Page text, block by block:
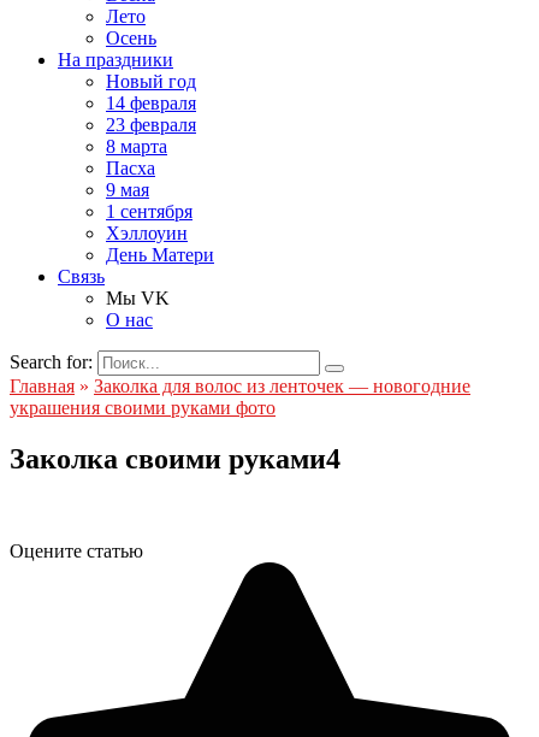
Лето
Осень
На праздники
Новый год
14 февраля
23 февраля
8 марта
Пасха
9 мая
1 сентября
Хэллоуин
День Матери
Связь
Мы VK
О нас
Search for:
Главная » Заколка для волос из ленточек — новогодние
украшения своими руками фото
Заколка своими руками4
Оцените статью